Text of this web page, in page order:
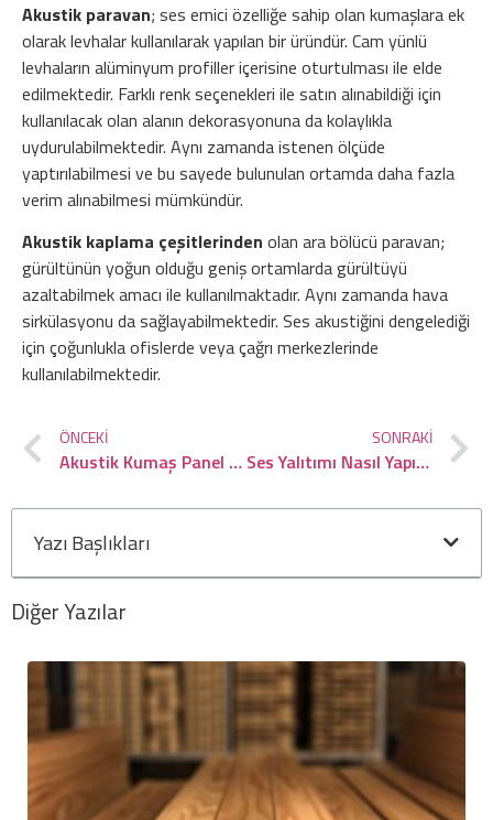
Akustik paravan; ses emici özelliğe sahip olan kumaşlara ek
olarak levhalar kullanılarak yapılan bir üründür. Cam yünlü
levhaların alüminyum profiller içerisine oturtulması ile elde
edilmektedir. Farklı renk seçenekleri ile satın alınabildiği için
kullanılacak olan alanın dekorasyonuna da kolaylıkla
uydurulabilmektedir. Aynı zamanda istenen ölçüde
yaptırılabilmesi ve bu sayede bulunulan ortamda daha fazla
verim alınabilmesi mümkündür.
Akustik kaplama çeşitlerinden olan ara bölücü paravan;
gürültünün yoğun olduğu geniş ortamlarda gürültüyü
azaltabilmek amacı ile kullanılmaktadır. Aynı zamanda hava
sirkülasyonu da sağlayabilmektedir. Ses akustiğini dengelediği
için çoğunlukla ofislerde veya çağrı merkezlerinde
kullanılabilmektedir.
ÖNCEKI
Akustik Kumaş Panel Nedir?
SONRAKI
Ses Yalıtımı Nasıl Yapılır?
Yazı Başlıkları
Diğer Yazılar